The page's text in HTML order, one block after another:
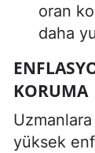
oran
daha
KORUMA
yüksek